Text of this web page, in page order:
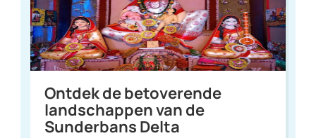
Ontdek de betoverende
landschappen van de
Sunderbans Delta